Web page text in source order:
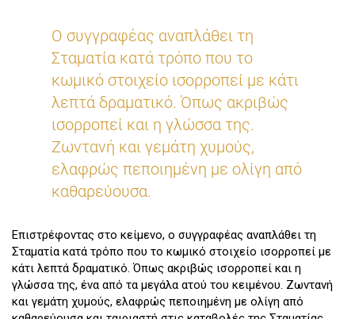
Ο συγγραφέας αναπλάθει τη
Σταματία κατά τρόπο που το
κωμικό στοιχείο ισορροπεί με κάτι
λεπτά δραματικό. Όπως ακριβώς
ισορροπεί και η γλώσσα της.
Ζωντανή και γεμάτη χυμούς,
ελαφρώς πεποιημένη με ολίγη από
καθαρεύουσα.
Επιστρέφοντας στο κείμενο, ο συγγραφέας αναπλάθει τη
Σταματία κατά τρόπο που το κωμικό στοιχείο ισορροπεί με
κάτι λεπτά δραματικό. Όπως ακριβώς ισορροπεί και η
γλώσσα της, ένα από τα μεγάλα ατού του κειμένου. Ζωντανή
και γεμάτη χυμούς, ελαφρώς πεποιημένη με ολίγη από